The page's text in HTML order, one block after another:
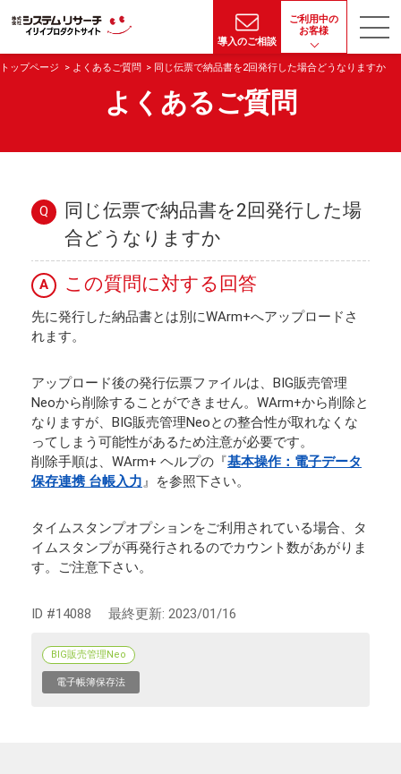
導入のご相談
ご利用中の
お客様
トップページ よくあるご質問 同じ伝票で納品書を2回発行した場合どうなりますか
よくあるご質問
Q
同じ伝票で納品書を2回発行した場
合どうなりますか
A この質問に対する回答
先に発行した納品書とは別にWArm+へアップロードさ
れます。
アップロード後の発行伝票ファイルは、BIG販売管理
Neoから削除することができません。WArm+から削除と
なりますが、BIG販売管理Neoとの整合性が取れなくな
ってしまう可能性があるため注意が必要です。
削除手順は、WArm+ ヘルプの『基本操作：電子データ
保存連携 台帳入力』を参照下さい。
タイムスタンプオプションをご利用されている場合、タ
イムスタンプが再発行されるのでカウント数があがりま
す。ご注意下さい。
ID #14088 最終更新: 2023/01/16
BIG販売管理Neo
電子帳簿保存法